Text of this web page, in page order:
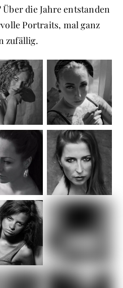
die Jahre entstanden
Portraits, mal ganz
zufällig.